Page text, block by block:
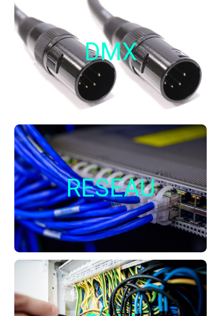
DMX
DMX
est un protocole créé à la base dans le
domaine du spectacle.
Il permet une interopérabilité entre les appareils.
Il est souvent utilisé dans le cadre de projets
avec de la lumière dynamique.
RESEAU
RESEAU
La mise en place de technologies réseau dans
les projets d’éclairage est souvent utile lorsqu’il y
a des très nombreux points lumineux à piloter.
Il peut s’avérer très utile aussi dans le cadre de
l’IoT.
DALI
Le
Dali
est aujourd’hui le protocole de commande